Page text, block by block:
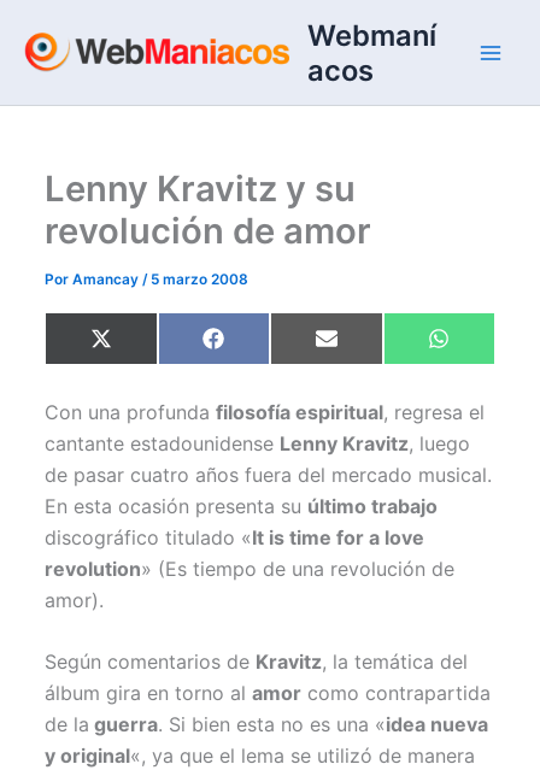
contenido
Webmaní
acos
Lenny Kravitz y su
revolución de amor
PorAmancay/ 5 marzo 2008
Compartir
en
X
(
i
t
r
)
Compartir
en
F
a
b
o
o
Compartir
en
E
m
l
Compartir
en
W
h
s
p
p
Con una profundafilosofía espiritual, regresa el
cantante estadounidense Lenny Kravitz, luego
de pasar cuatro años fuera del mercado musical.
En esta ocasión presenta su último trabajo
discográfico titulado «It is time for a love
revolution» (Es tiempo de una revolución de
amor).
Según comentarios de Kravitz, la temática del
álbum gira en torno alamor como contrapartida
de la guerra. Si bien esta no es una «idea nueva
y original«, ya que el lema se utilizó de manera